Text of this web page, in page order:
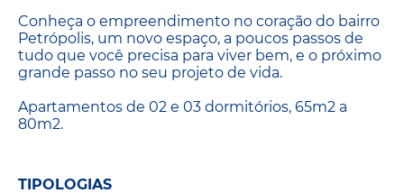
Conheça o empreendimento no coração do bairro
Petrópolis, um novo espaço, a poucos passos de
tudo que você precisa para viver bem, e o próximo
grande passo no seu projeto de vida.
Apartamentos de 02 e 03 dormitórios, 65m2 a
80m2.
TIPOLOGIAS